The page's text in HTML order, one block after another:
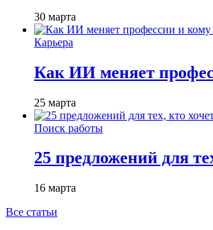
30 марта
Карьера
Как ИИ меняет
25 марта
Поиск работы
25 предложений для
16 марта
Все статьи